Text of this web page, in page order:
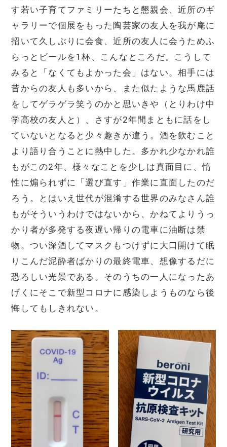
す若い子育てファミリーたちと懇親会、近所のギ
ャラリーで個展をもった陶芸家の友人を我が庵に
招いて久しぶりに会食、近所の友人に会うためふ
らっとビールを1杯、こんなところだ。こうして
みると「なくてもよかった会」はない。相手には
昔からの友人も多いから、また似たような馬鹿話
をしてゲラゲラ笑うのかと思いきや（とりわけ中
学高校の友人と）、さすが2年間まともに話をし
ていないとなると少々趣きが違う。酒を飲むこと
より語り合うことに熱中した。多かれ少なかれ誰
もがこの2年、様々なことを少しは真面目に、惰
性に煽られずに「選び直す」作業に直面したのだ
ろう。とはいえ世代が混淆する世界のみなさん誰
もがそういうわけではないから、かねてよりうっ
かり者が多発する夜遅い帰りの電車に油断は禁
物。つい深酒してマスクもつけずに大口開けて眠
りこんだ泥酔者ばかりの最終電車、想像するだに
恐ろしい光景である。そのうちの一人になったあ
げくにそこで新型コロナに感染しようものなら後
悔してもしきれない。